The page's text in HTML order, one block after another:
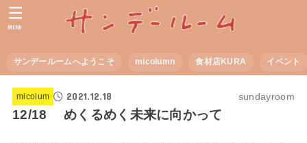
サンデールームへようこそ micolumn 食材店KURA イベント
MENU
micolum 2021.12.18 sundayroom
12/18 めくるめく未来に向かって